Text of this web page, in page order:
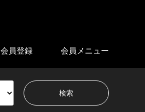
会員登録 会員メニュー